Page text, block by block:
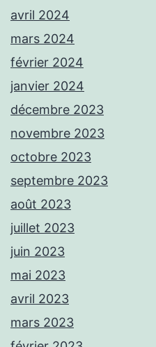
avril 2024
mars 2024
février 2024
janvier 2024
décembre 2023
novembre 2023
octobre 2023
septembre 2023
août 2023
juillet 2023
juin 2023
mai 2023
avril 2023
mars 2023